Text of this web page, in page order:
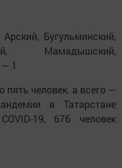
Бугульминский,
Мамадышский,
1
человек. а всего —
в Татарстане
19, 676 человек